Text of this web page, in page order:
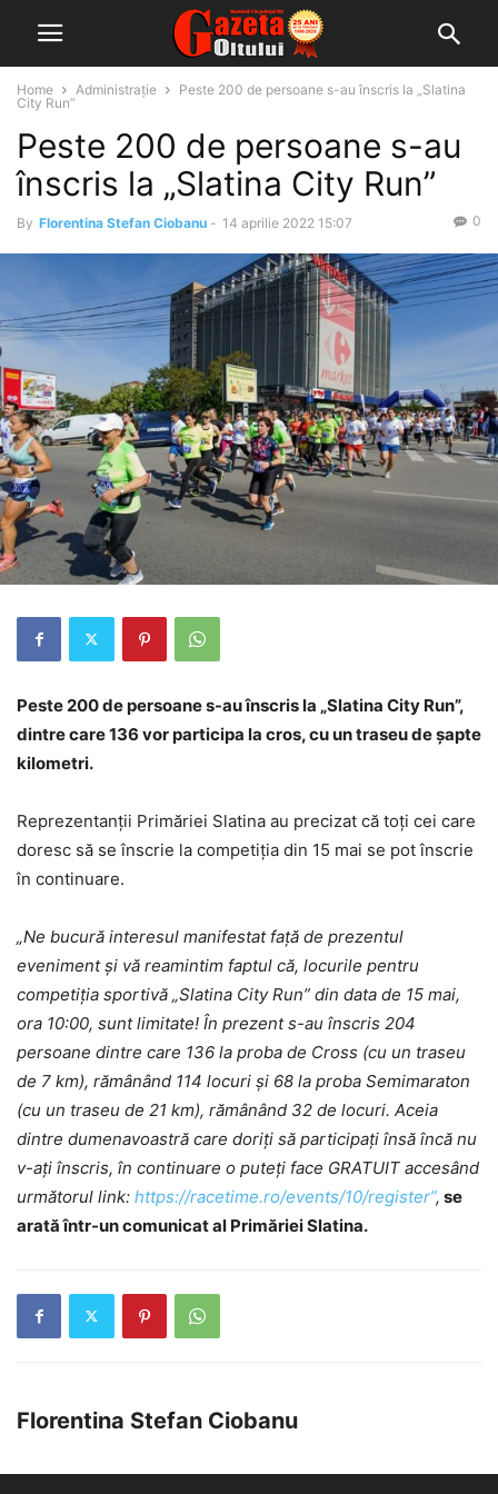
Home Administrație
Peste 200 de persoane s-au înscris la „Slatina
City Run”
Peste 200 de persoane s-au
înscris la „Slatina City Run”
By Florentina Stefan Ciobanu - 14 aprilie 2022 15:07 0
Peste 200 de persoane s-au înscris la „Slatina City Run”,
dintre care 136 vor participa la cros, cu un traseu de șapte
kilometri.
Reprezentanții Primăriei Slatina au precizat că toți cei care
doresc să se înscrie la competiția din 15 mai se pot înscrie
în continuare.
„Ne bucură interesul manifestat față de prezentul
eveniment și vă reamintim faptul că, locurile pentru
competiția sportivă „Slatina City Run” din data de 15 mai,
ora 10:00, sunt limitate! În prezent s-au înscris 204
persoane dintre care 136 la proba de Cross (cu un traseu
de 7 km), rămânând 114 locuri și 68 la proba Semimaraton
(cu un traseu de 21 km), rămânând 32 de locuri. Aceia
dintre dumenavoastră care doriți să participați însă încă nu
v-ați înscris, în continuare o puteți face GRATUIT accesând
următorul link: https://racetime.ro/events/10/register”, se
arată într-un comunicat al Primăriei Slatina.
Florentina Stefan Ciobanu